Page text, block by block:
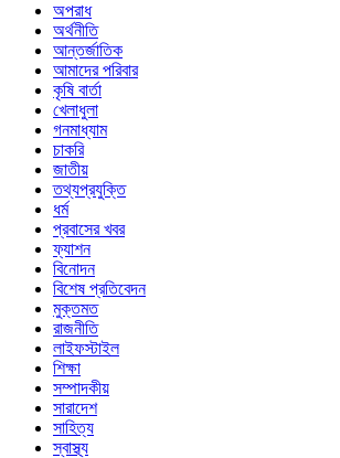
অপরাধ
অর্থনীতি
আন্তর্জাতিক
আমাদের পরিবার
কৃষি বার্তা
খেলাধুলা
গনমাধ্যাম
চাকরি
জাতীয়
তথ্যপ্রযুক্তি
ধর্ম
প্রবাসের খবর
ফ্যাশন
বিনোদন
বিশেষ প্রতিবেদন
মুক্তমত
রাজনীতি
লাইফস্টাইল
শিক্ষা
সম্পাদকীয়
সারাদেশ
সাহিত্য
স্বাস্থ্য